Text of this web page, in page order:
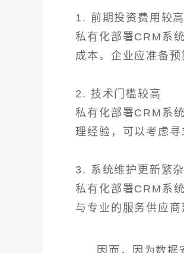
1. 前期投资费用较高
私有化部署CRM系
成本。企业应准备
2. 技术门槛较高
私有化部署CRM系
理经验，可以考虑
3. 系统维护更新繁杂
私有化部署CRM系
与专业的服务供应